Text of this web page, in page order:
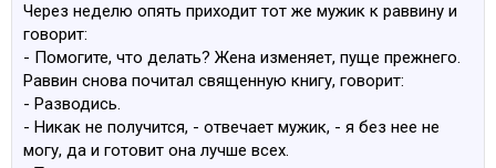
Через неделю опять приходит тот же мужик к раввину и
говорит:
- Помогите, что делать? Жена изменяет, пуще прежнего.
Раввин снова почитал священную книгу, говорит:
- Разводись.
- Никак не получится, - отвечает мужик, - я без нее не
могу, да и готовит она лучше всех.